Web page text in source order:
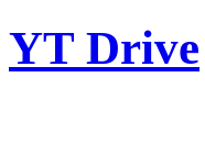
YT Drive